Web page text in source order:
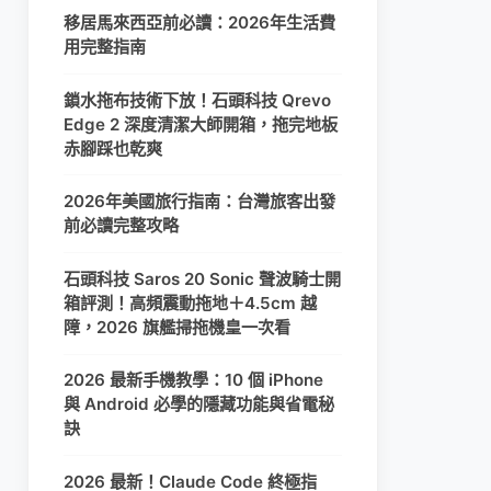
移居馬來西亞前必讀：2026年生活費
用完整指南
鎖水拖布技術下放！石頭科技 Qrevo
Edge 2 深度清潔大師開箱，拖完地板
赤腳踩也乾爽
2026年美國旅行指南：台灣旅客出發
前必讀完整攻略
石頭科技 Saros 20 Sonic 聲波騎士開
箱評測！高頻震動拖地＋4.5cm 越
障，2026 旗艦掃拖機皇一次看
2026 最新手機教學：10 個 iPhone
與 Android 必學的隱藏功能與省電秘
訣
2026 最新！Claude Code 終極指